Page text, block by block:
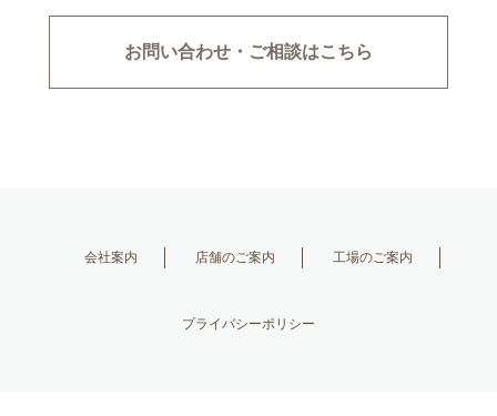
お問い合わせ・ご相談はこちら
会社案内 店舗のご案内 工場のご案内
プライバシーポリシー